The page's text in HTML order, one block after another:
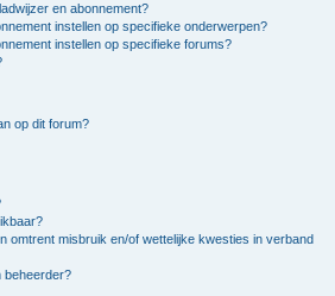
en abonnement?
instellen op specifieke onderwerpen?
instellen op specifieke forums?
op dit forum?
omtrent misbruik en/of wettelijke kwesties in verband
beheerder?